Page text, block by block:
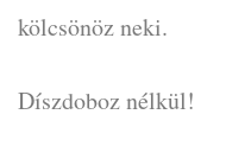
kölcsönöz neki.
Díszdoboz nélkül!